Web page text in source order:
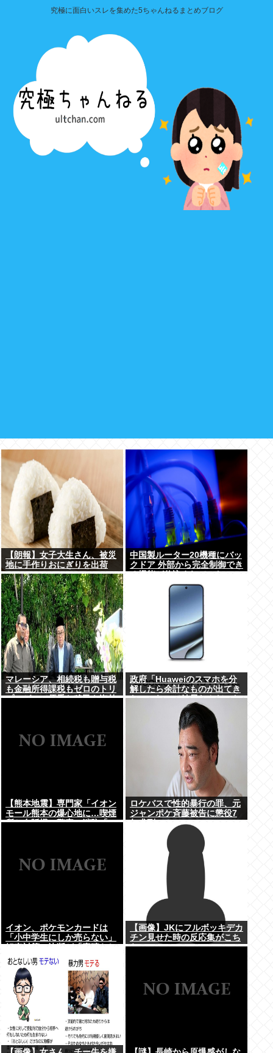
究極に面白いスレを集めた5ちゃんねるまとめブログ
【朗報】女子大生さん、被災
地に手作りおにぎりを出荷
中国製ルーター20機種にバッ
クドア 外部から完全制御でき
マレーシア、相続税も贈与税
も金融所得課税もゼロのトリ
プルゼロで優秀な移民を海外
政府「Huaweiのスマホを分
解したら余計なものが出てき
た」これって結局なんだった
【熊本地震】専門家「イオン
モール熊本の爆心地に…喫煙
所と自販機」警察・消防「」
ロケバスで性的暴行の罪、元
ジャンポケ斉藤被告に懲役7
イオン、ポケモンカードは
「小中学生にしか売らない」
い」
【画像】JKにフルボッキデカ
チン見せた時の反応集がこち
らww